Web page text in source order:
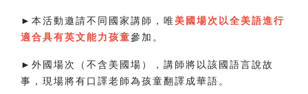
► 本活動邀請不同國家講師，唯美國場次以全美語進行
適合具有英文能力孩童參加。
► 外國場次（不含美國場），講師將以該國語言說故
事，現場將有口譯老師為孩童翻譯成華語。